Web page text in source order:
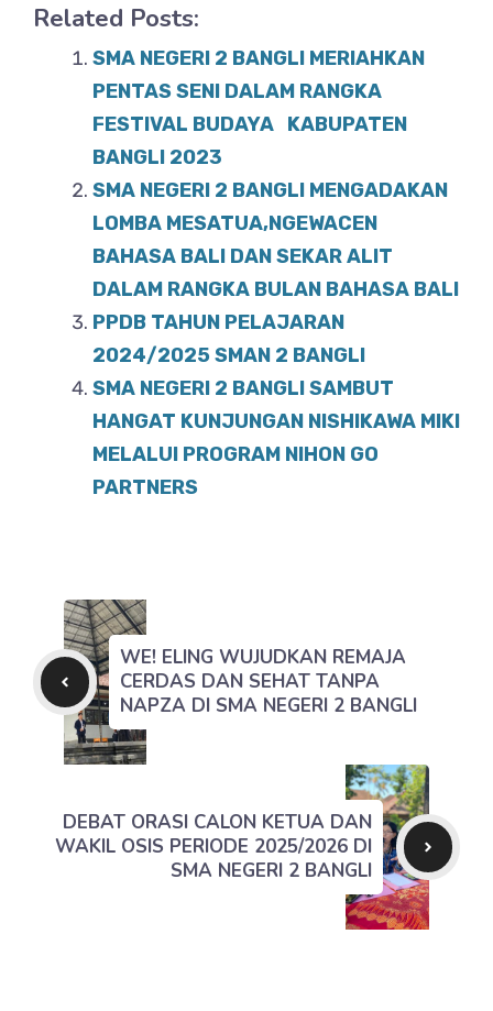
c
e
k
at
s
A
p
p
e
Related Posts:
SMA NEGERI 2 BANGLI MERIAHKAN
PENTAS SENI DALAM RANGKA
FESTIVAL BUDAYA KABUPATEN
BANGLI 2023
SMA NEGERI 2 BANGLI MENGADAKAN
LOMBA MESATUA,NGEWACEN
BAHASA BALI DAN SEKAR ALIT
DALAM RANGKA BULAN BAHASA BALI
PPDB TAHUN PELAJARAN
2024/2025 SMAN 2 BANGLI
SMA NEGERI 2 BANGLI SAMBUT
HANGAT KUNJUNGAN NISHIKAWA MIKI
MELALUI PROGRAM NIHON GO
PARTNERS
WE! ELING WUJUDKAN REMAJA
CERDAS DAN SEHAT TANPA
NAPZA DI SMA NEGERI 2 BANGLI
DEBAT ORASI CALON KETUA DAN
WAKIL OSIS PERIODE 2025/2026 DI
SMA NEGERI 2 BANGLI